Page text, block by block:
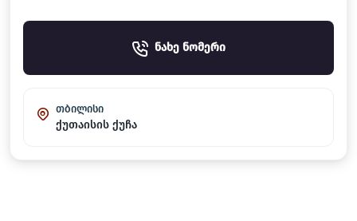
ნახე ნომერი
თბილისი
ქუთაისის ქუჩა